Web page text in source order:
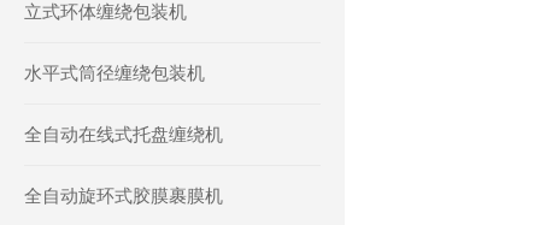
立式环体缠绕包装机
水平式筒径缠绕包装机
全自动在线式托盘缠绕机
全自动旋环式胶膜裹膜机